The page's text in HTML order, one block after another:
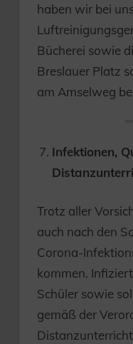
haben wir bei
Bücherei sowie
Breslauer Platz
am Amselweg
Infektionen,
Trotz aller
auch nach den
Corona-
kommen.
Schüler sowie
gemäß der
Distanzunterricht